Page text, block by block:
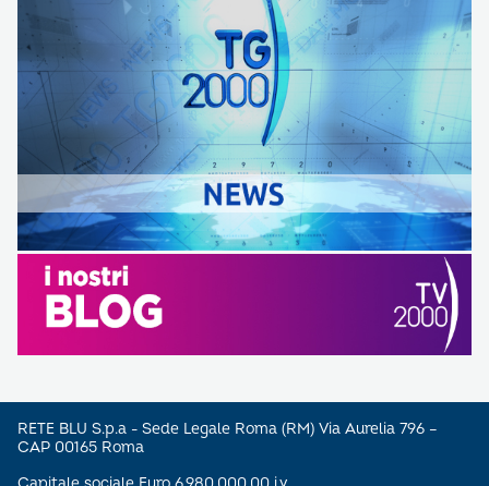
RETE BLU S.p.a - Sede Legale Roma (RM) Via Aurelia 796 –
CAP 00165 Roma